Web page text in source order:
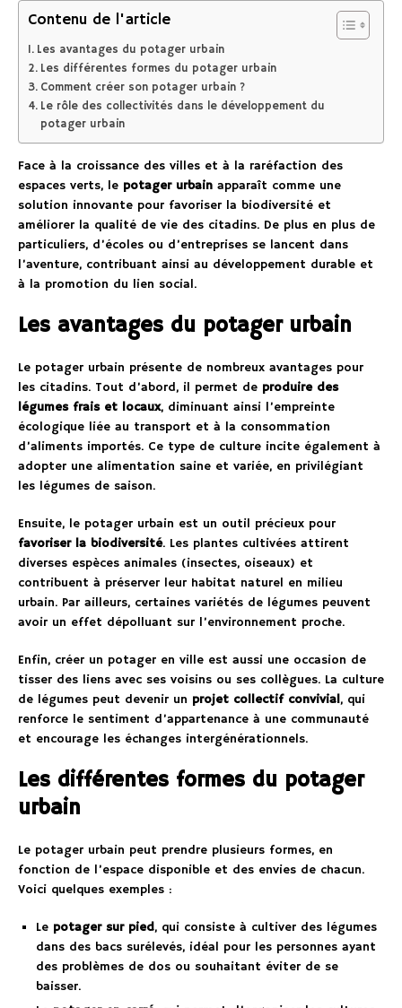
Contenu de l'article
Les avantages du potager urbain
Les différentes formes du potager urbain
Comment créer son potager urbain ?
Le rôle des collectivités dans le développement du
potager urbain
Face à la croissance des villes et à la raréfaction des
espaces verts, le potager urbain apparaît comme une
solution innovante pour favoriser la biodiversité et
améliorer la qualité de vie des citadins. De plus en plus de
particuliers, d’écoles ou d’entreprises se lancent dans
l’aventure, contribuant ainsi au développement durable et
à la promotion du lien social.
Les avantages du potager urbain
Le potager urbain présente de nombreux avantages pour
les citadins. Tout d’abord, il permet de produire des
légumes frais et locaux, diminuant ainsi l’empreinte
écologique liée au transport et à la consommation
d’aliments importés. Ce type de culture incite également à
adopter une alimentation saine et variée, en privilégiant
les légumes de saison.
Ensuite, le potager urbain est un outil précieux pour
favoriser la biodiversité. Les plantes cultivées attirent
diverses espèces animales (insectes, oiseaux) et
contribuent à préserver leur habitat naturel en milieu
urbain. Par ailleurs, certaines variétés de légumes peuvent
avoir un effet dépolluant sur l’environnement proche.
Enfin, créer un potager en ville est aussi une occasion de
tisser des liens avec ses voisins ou ses collègues. La culture
de légumes peut devenir un projet collectif convivial, qui
renforce le sentiment d’appartenance à une communauté
et encourage les échanges intergénérationnels.
Les différentes formes du potager
urbain
Le potager urbain peut prendre plusieurs formes, en
fonction de l’espace disponible et des envies de chacun.
Voici quelques exemples :
Le potager sur pied, qui consiste à cultiver des légumes
dans des bacs surélevés, idéal pour les personnes ayant
des problèmes de dos ou souhaitant éviter de se
baisser.